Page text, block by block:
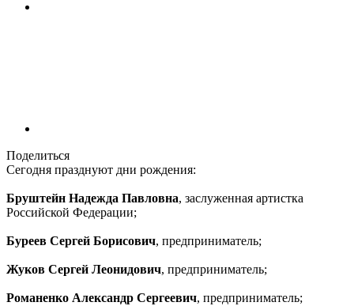
Поделиться
Сегодня празднуют дни рождения:
Бруштейн Надежда Павловна, заслуженная артистка
Российской Федерации;
Буреев Сергей Борисович, предприниматель;
Жуков Сергей Леонидович, предприниматель;
Романенко Александр Сергеевич, предприниматель;